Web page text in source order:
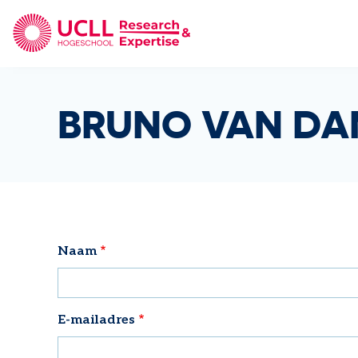
BRUNO VAN
Naam
E-mailadres